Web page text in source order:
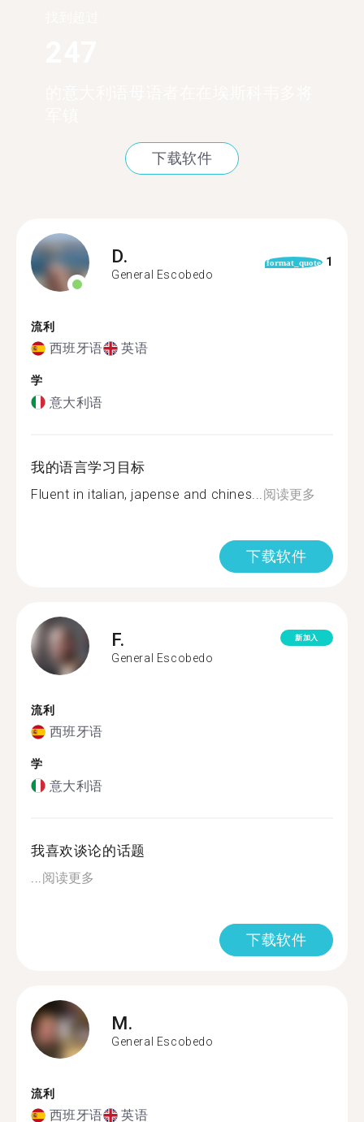
下载软件
D.
General Escobedo
format_quote 1
流利
西班牙语 英语
学
意大利语
我的语言学习目标
Fluent in italian, japense and chines... 阅读更多
下载软件
F.
General Escobedo
新加入
流利
西班牙语
学
意大利语
我喜欢谈论的话题
阅读更多
下载软件
M.
General Escobedo
流利
西班牙语 英语